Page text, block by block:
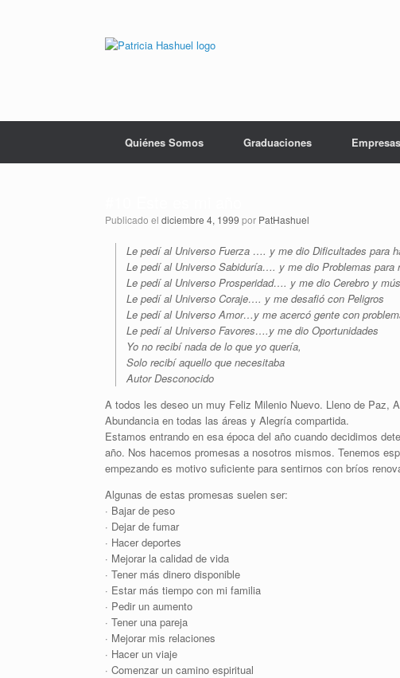
Quiénes Somos Graduaciones Empresas
Publicado el diciembre 4, 1999 por PatHashuel
Le pedí al Universo Fuerza …. y me dio Dificultades para
Le pedí al Universo Sabiduría…. y me dio Problemas para
Le pedí al Universo Prosperidad…. y me dio Cerebro y
Le pedí al Universo Coraje…. y me desafió con Peligros
Le pedí al Universo Amor…y me acercó gente con
Le pedí al Universo Favores….y me dio Oportunidades
Yo no recibí nada de lo que yo quería,
Solo recibí aquello que necesitaba
Autor Desconocido
A todos les deseo un muy Feliz Milenio Nuevo. Lleno de Paz,
Abundancia en todas las áreas y Alegría compartida.
Estamos entrando en esa época del año cuando decidimos
año. Nos hacemos promesas a nosotros mismos. Tenemos
empezando es motivo suficiente para sentirnos con bríos
Algunas de estas promesas suelen ser:
· Bajar de peso
· Dejar de fumar
· Hacer deportes
· Mejorar la calidad de vida
· Tener más dinero disponible
· Estar más tiempo con mi familia
· Pedir un aumento
· Tener una pareja
· Mejorar mis relaciones
· Hacer un viaje
· Comenzar un camino espiritual